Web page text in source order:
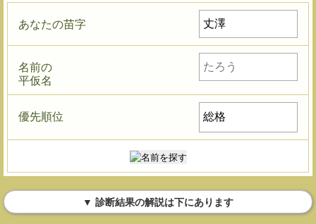
あなたの苗字
名前の
平仮名
優先順位
▼ 診断結果の解説は下にあります